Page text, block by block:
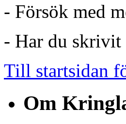
- Försök med
- Har du skrivit
Till startsidan
Om